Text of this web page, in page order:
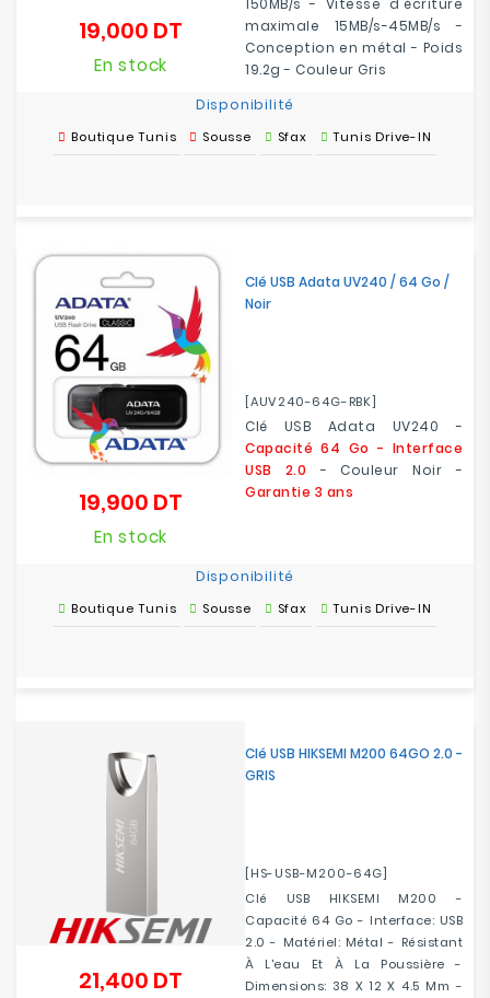
150MB/s - Vitesse d'écriture
maximale 15MB/s-45MB/s -
Conception en métal - Poids
19.2g - Couleur Gris
19,000 DT
En stock
Disponibilité
Boutique Tunis Sousse Sfax Tunis Drive-IN
Clé USB Adata UV240 / 64 Go /
Noir
[AUV240-64G-RBK]
Clé USB Adata UV240 -
Capacité 64 Go - Interface
USB 2.0 - Couleur Noir -
Garantie 3 ans
19,900 DT
En stock
Disponibilité
Boutique Tunis Sousse Sfax Tunis Drive-IN
Clé USB HIKSEMI M200 64GO 2.0 -
GRIS
[HS-USB-M200-64G]
Clé USB HIKSEMI M200 -
Capacité 64 Go - Interface: USB
2.0 - Matériel: Métal - Résistant
À L'eau Et À La Poussière -
Dimensions: 38 X 12 X 4.5 Mm -
21,400 DT